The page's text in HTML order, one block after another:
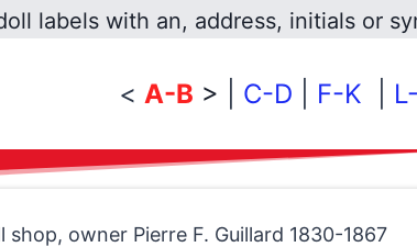
labels with an, address, initials or
< A-B > C-D F-K
shop, owner Pierre F. Guillard 1830-1867